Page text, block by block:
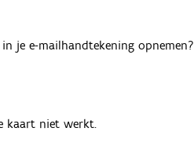
je e-mailhandtekening opnemen?
kaart niet werkt.